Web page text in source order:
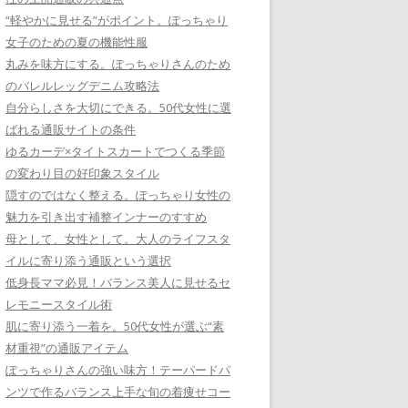
“軽やかに見せる”がポイント。ぽっちゃり
女子のための夏の機能性服
丸みを味方にする。ぽっちゃりさんのため
のバレルレッグデニム攻略法
自分らしさを大切にできる。50代女性に選
ばれる通販サイトの条件
ゆるカーデ×タイトスカートでつくる季節
の変わり目の好印象スタイル
隠すのではなく整える。ぽっちゃり女性の
魅力を引き出す補整インナーのすすめ
母として、女性として。大人のライフスタ
イルに寄り添う通販という選択
低身長ママ必見！バランス美人に見せるセ
レモニースタイル術
肌に寄り添う一着を。50代女性が選ぶ“素
材重視”の通販アイテム
ぽっちゃりさんの強い味方！テーパードパ
ンツで作るバランス上手な旬の着痩せコー